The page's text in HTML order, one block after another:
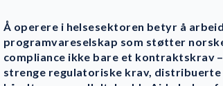
Å operere i helsesektoren betyr å
programvareselskap som støtter
compliance ikke bare et kontraktskrav
strenge regulatoriske krav,